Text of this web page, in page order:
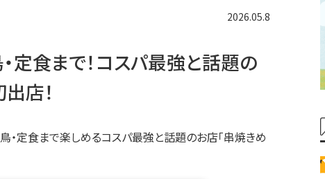
2026.05.8
定食まで！コスパ最強と話題の
店！
・定食まで楽しめるコスパ最強と話題のお店「串焼きめ